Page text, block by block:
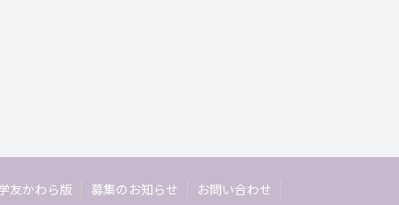
友かわら版 募集のお知らせ お問い合わせ